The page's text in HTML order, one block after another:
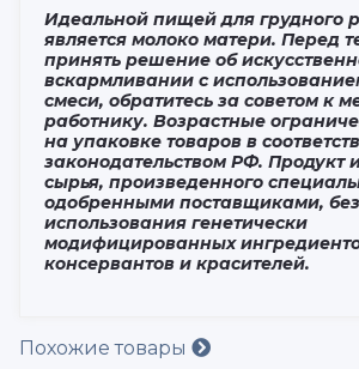
Идеальной пищей для грудного
является молоко матери. Перед
принять решение об
вскармливании с
смеси, обратитесь за советом к
работнику. Возрастные
на упаковке товаров в
законодательством РФ. Продукт
сырья, произведенного
одобренными поставщиками, без
использования генетически
модифицированных
консервантов и красителей.
Похожие товары